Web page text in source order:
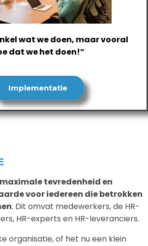
wat we doen, maar vooral
dat we het doen!”
Implementatie
maximale tevredenheid en
voor iedereen die betrokken
. Dit omvat medewerkers, de HR-
HR-experts en HR-leveranciers.
organisatie, of het nu een klein